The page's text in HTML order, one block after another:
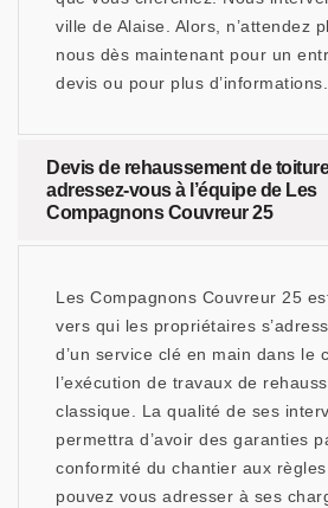
ville de Alaise. Alors, n’attendez
nous dès maintenant pour un
devis ou pour plus d’informations.
Devis de rehaussement de
adressez-vous à l’équipe de Les
Compagnons Couvreur 25
Les Compagnons Couvreur 25
vers qui les propriétaires
d’un service clé en main dans le
l’exécution de travaux de
classique. La qualité de ses
permettra d’avoir des garanties
conformité du chantier aux règles
pouvez vous adresser à ses